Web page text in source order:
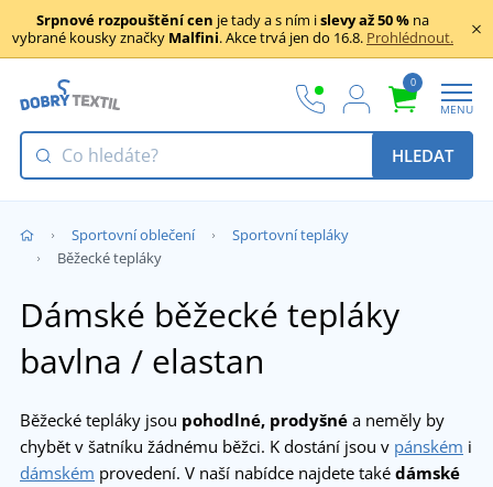
Srpnové rozpouštění cen je tady a s ním islevy až 50 % na
vybrané kousky značky Malfini. Akce trvá jen do 16.8. Prohlédnout.
0
MENU
HLEDAT
Sportovní oblečení
Sportovní tepláky
Běžecké tepláky
Dámské běžecké tepláky
bavlna / elastan
Běžecké tepláky jsou pohodlné, prodyšné a neměly by
chybět v šatníku žádnému běžci. K dostání jsou v pánském i
dámském provedení. V naší nabídce najdete také dámské